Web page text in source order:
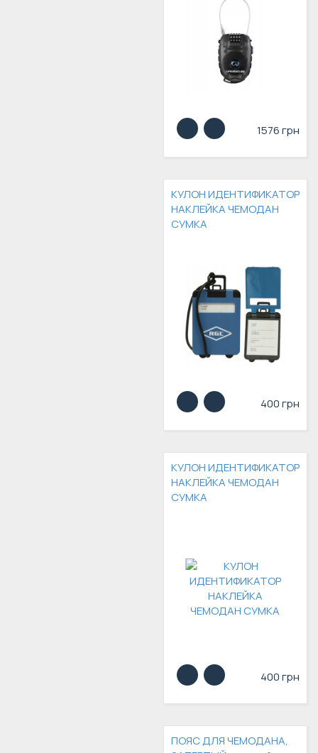
1576 грн
КУЛОН ИДЕНТИФИКАТОР
НАКЛЕЙКА ЧЕМОДАН
СУМКА
400 грн
КУЛОН ИДЕНТИФИКАТОР
НАКЛЕЙКА ЧЕМОДАН
СУМКА
400 грн
ПОЯС ДЛЯ ЧЕМОДАНА,